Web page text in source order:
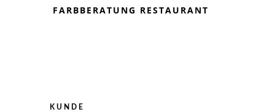
FARBBERATUNG RESTAURANT
KUNDE